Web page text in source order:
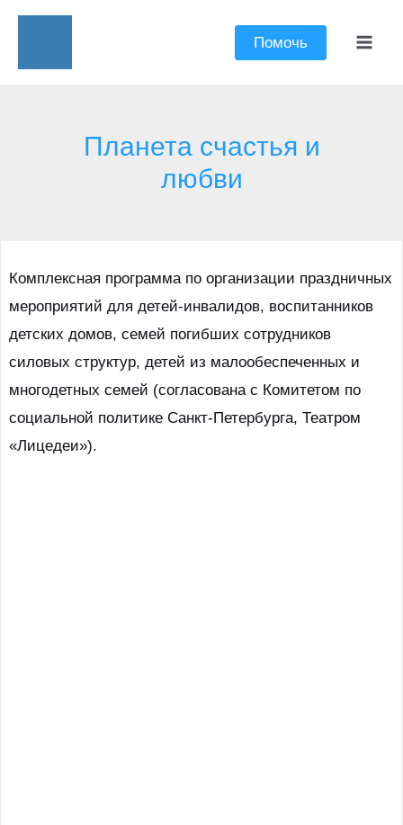
Перейти
содержимому
Помочь
Планета счастья и
любви
Комплексная программа по организации праздничных
мероприятий для детей-инвалидов, воспитанников
детских домов, семей погибших сотрудников
силовых структур, детей из малообеспеченных и
многодетных семей (согласована с Комитетом по
социальной политике Санкт-Петербурга, Театром
«Лицедеи»).